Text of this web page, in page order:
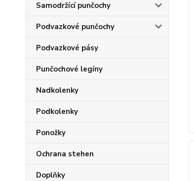
Samodržící punčochy
Podvazkové punčochy
Podvazkové pásy
Punčochové legíny
Nadkolenky
Podkolenky
Ponožky
Ochrana stehen
Doplňky